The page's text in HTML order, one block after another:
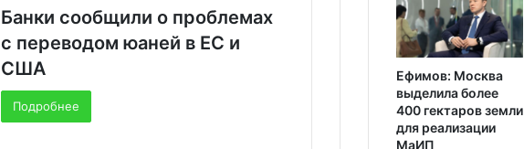
Банки сообщили о проблемах
с переводом юаней в ЕС и
США
Подробнее
Ефимов: Москва
выделила более
400 гектаров земли
для реализации
МаИП